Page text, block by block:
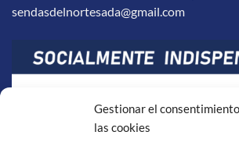
Gestionar el
las cookies
sendasdelnortesada@gmail.com